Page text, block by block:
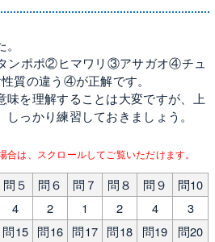
ンポポ②ヒマワリ③アサガオ④チュ
質の違う④が正解です。
味を理解することは大変ですが、上
っかり練習しておきましょう。
は、スクロールしてご覧いただけます。
問５ 問６ 問７ 問８ 問９
問10
4 2 1 2 4
3
問15 問16 問17 問18 問19
問20